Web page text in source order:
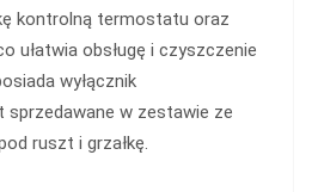
kontrolną termostatu oraz
ułatwia obsługę i czyszczenie
wyłącznik
sprzedawane w zestawie ze
ruszt i grzałkę.